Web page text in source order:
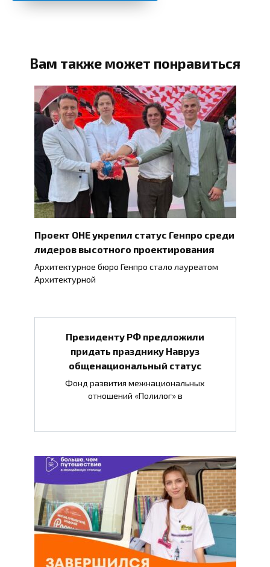
Вам также может понравиться
Проект ОНЕ укрепил статус Генпро среди
лидеров высотного проектирования
Архитектурное бюро Генпро стало лауреатом
Архитектурной
Президенту РФ предложили
придать празднику Навруз
общенациональный статус
Фонд развития межнациональных
отношений «Полилог» в